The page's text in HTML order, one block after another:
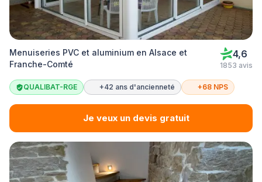
Menuiseries PVC et aluminium en Alsace et
Franche-Comté
4,6
1853 avis
QUALIBAT-RGE +42 ans d'ancienneté +68 NPS
Je veux un devis gratuit